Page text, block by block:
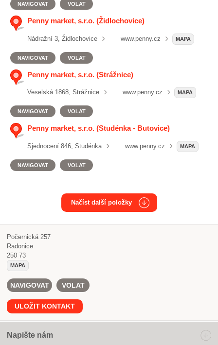
NAVIGOVAT VOLAT
Penny market, s.r.o. (Židlochovice)
Nádražní 3, Židlochovice www.penny.cz MAPA
NAVIGOVAT VOLAT
Penny market, s.r.o. (Strážnice)
Veselská 1868, Strážnice www.penny.cz MAPA
NAVIGOVAT VOLAT
Penny market, s.r.o. (Studénka - Butovice)
Sjednocení 846, Studénka www.penny.cz MAPA
NAVIGOVAT VOLAT
Načíst další položky
Počernická 257
Radonice
250 73
MAPA
NAVIGOVAT VOLAT
ULOŽIT KONTAKT
Napište nám